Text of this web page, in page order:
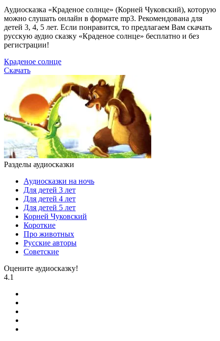
Аудиосказка «Краденое солнце» (Корней Чуковский), которую
можно слушать онлайн в формате mp3. Рекомендована для
детей 3, 4, 5 лет. Если понравится, то предлагаем Вам скачать
русскую аудио сказку «Краденое солнце» бесплатно и без
регистрации!
Краденое солнце
Скачать
Разделы аудиосказки
Аудиосказки на ночь
Для детей 3 лет
Для детей 4 лет
Для детей 5 лет
Корней Чуковский
Короткие
Про животных
Русские авторы
Советские
Оцените аудиосказку!
4.1